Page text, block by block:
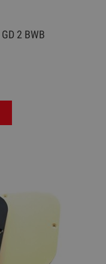
2 BWB